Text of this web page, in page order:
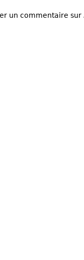
un commentaire sur